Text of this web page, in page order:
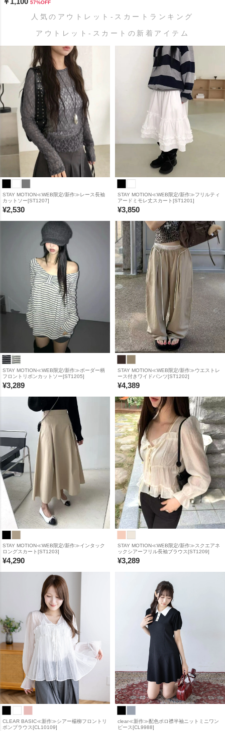
57%OFF
人気のアウトレット-スカートランキング
アウトレット-スカートの新着アイテム
STAY MOTION≪WEB限定/新作≫レース長袖
カットソー[ST1207]
¥2,530
STAY MOTION≪WEB限定/新作≫フリルティ
アードミモレ丈スカート[ST1201]
¥3,850
STAY MOTION≪WEB限定/新作≫ボーダー柄
フロントリボンカットソー[ST1205]
¥3,289
STAY MOTION≪WEB限定/新作≫ウエストレ
ース付きワイドパンツ[ST1202]
¥4,389
STAY MOTION≪WEB限定/新作≫インタック
ロングスカート[ST1203]
¥4,290
STAY MOTION≪WEB限定/新作≫スクエアネ
ックシアーフリル長袖ブラウス[ST1209]
¥3,289
CLEAR BASIC≪新作≫シアー楊柳フロントリ
ボンブラウス[CL10109]
clear≪新作≫配色ポロ襟半袖ニットミニワン
ピース[CL9988]